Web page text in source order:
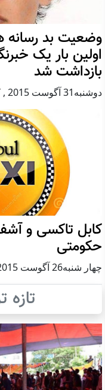
وضعیت بد رسانه
اولین بار یک
بازداشت شد
دوشنبه31 آگوست 2015 ,
کابل تاکسی و
حکومتی
چهار شنبه26 آگوست 2015
تازه